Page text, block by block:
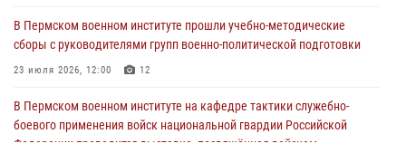
В Пермском военном институте прошли учебно-методические
сборы с руководителями групп военно-политической подготовки
23 июля 2026, 12:00 12
В Пермском военном институте на кафедре тактики служебно-
боевого применения войск национальной гвардии Российской
Федерации проводится выставка, посвящённая войскам